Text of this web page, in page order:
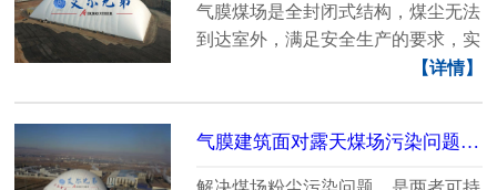
气膜煤场是全封闭式结构，煤尘无法
到达室外，满足安全生产的要求，实
【详情】
气膜建筑面对露天煤场污染问题，有哪些应对措施？